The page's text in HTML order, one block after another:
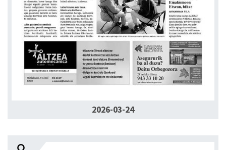
2026-03-24